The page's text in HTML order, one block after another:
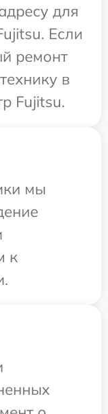
для
Если
ремонт
в
Fujitsu.
мы
к